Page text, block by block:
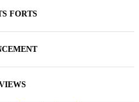
FORTS